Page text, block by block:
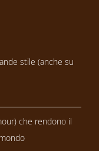
stile (anche su
che rendono il